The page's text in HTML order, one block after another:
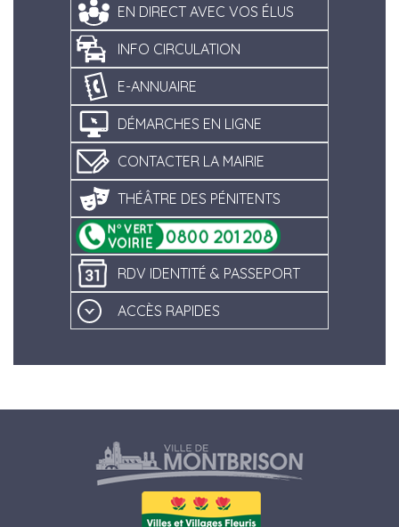
EN DIRECT AVEC VOS ÉLUS
INFO CIRCULATION
E-ANNUAIRE
DÉMARCHES EN LIGNE
CONTACTER LA MAIRIE
THÉÂTRE DES PÉNITENTS
RDV IDENTITÉ & PASSEPORT
ACCÈS RAPIDES